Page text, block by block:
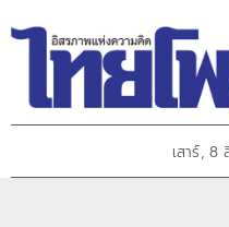
เสาร์, 8